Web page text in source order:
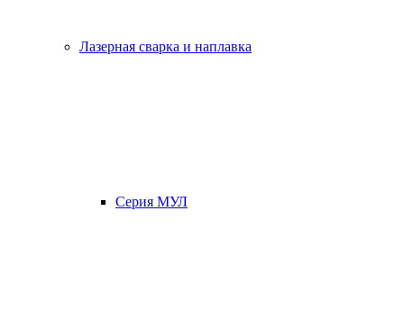
Лазерная сварка и наплавка
Серия МУЛ